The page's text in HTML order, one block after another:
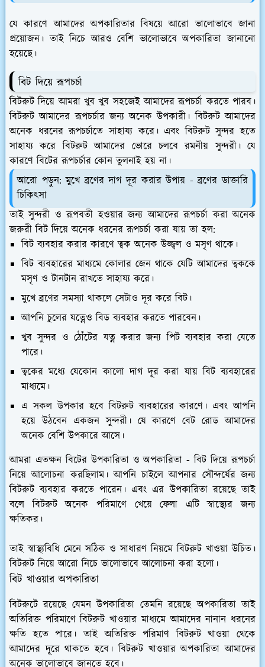
যে কারণে আমাদের অপকারিতার বিষয়ে আরো ভালোভাবে জানা
প্রয়োজন। তাই নিচে আরও বেশি ভালোভাবে অপকারিতা জানানো
হয়েছে।
বিট দিয়ে রূপচর্চা
বিটরুট দিয়ে আমরা খুব খুব সহজেই আমাদের রূপচর্চা করতে পারব।
বিটরুট আমাদের রূপচর্চার জন্য অনেক উপকারী। বিটরুট আমাদের
অনেক ধরনের রূপচর্চাতে সাহায্য করে। এবং বিটরুট সুন্দর হতে
সাহায্য করে বিটরুট আমাদের ভোরে চলবে রমনীয় সুন্দরী। যে
কারণে বিটের রূপচর্চার কোন তুলনাই হয় না।
আরো পড়ুন: মুখে ব্রণের দাগ দূর করার উপায় - ব্রণের ডাক্তারি
চিকিৎসা
তাই সুন্দরী ও রূপবতী হওয়ার জন্য আমাদের রূপচর্চা করা অনেক
জরুরী বিট দিয়ে অনেক ধরনের রূপচর্চা করা যায় তা হল:
বিট ব্যবহার করার কারণে ত্বক অনেক উজ্জ্বল ও মসৃণ থাকে।
বিট ব্যবহারের মাধ্যমে কোলার জেন থাকে যেটি আমাদের ত্বককে
মসৃণ ও টানটান রাখতে সাহায্য করে।
মুখে ব্রণের সমস্যা থাকলে সেটাও দূর করে বিট।
আপনি চুলের যত্নেও বিড ব্যবহার করতে পারবেন।
খুব সুন্দর ও ঠোঁটের যত্ন করার জন্য পিট ব্যবহার করা যেতে
পারে।
ত্বকের মধ্যে যেকোন কালো দাগ দূর করা যায় বিট ব্যবহারের
মাধ্যমে।
এ সকল উপকার হবে বিটরুট ব্যবহারের কারণে। এবং আপনি
হয়ে উঠবেন একজন সুন্দরী। যে কারণে বেট রোড আমাদের
অনেক বেশি উপকারে আসে।
আমরা এতক্ষন বিটের উপকারিতা ও অপকারিতা - বিট দিয়ে রূপচর্চা
নিয়ে আলোচনা করছিলাম। আপনি চাইলে আপনার সৌন্দর্যের জন্য
বিটরুট ব্যবহার করতে পারেন। এবং এর উপকারিতা রয়েছে তাই
বলে বিটরুট অনেক পরিমাণে খেয়ে ফেলা এটি স্বাস্থ্যের জন্য
ক্ষতিকর।
তাই স্বাস্থ্যবিধি মেনে সঠিক ও সাধারণ নিয়মে বিটরুট খাওয়া উচিত।
বিটরুট নিয়ে আরো নিচে ভালোভাবে আলোচনা করা হলো।
বিট খাওয়ার অপকারিতা
বিটরুটে রয়েছে যেমন উপকারিতা তেমনি রয়েছে অপকারিতা তাই
অতিরিক্ত পরিমাণে বিটরুট খাওয়ার মাধ্যমে আমাদের নানান ধরনের
ক্ষতি হতে পারে। তাই অতিরিক্ত পরিমাণ বিটরুট খাওয়া থেকে
আমাদের দূরে থাকতে হবে। বিটরুট খাওয়ার অপকারিতা আমাদের